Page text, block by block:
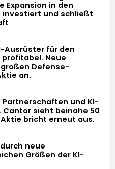
Expansion in den
investiert und schließt
Ausrüster für den
Neue
Defense-
an.
Partnerschaften und KI-
sieht beinahe 50
bricht erneut aus.
neue
Größen der KI-